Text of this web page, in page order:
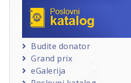
Budite donator
Grand prix
eGalerija